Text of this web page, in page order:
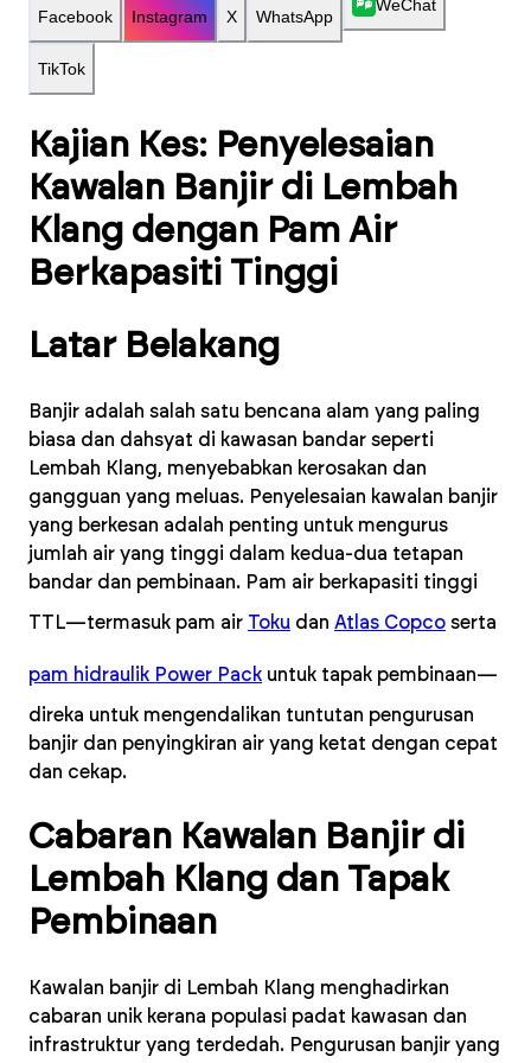
Facebook Instagram X WhatsApp
WeChat
TikTok
Kajian Kes: Penyelesaian
Kawalan Banjir di Lembah
Klang dengan Pam Air
Berkapasiti Tinggi
Latar Belakang
Banjir adalah salah satu bencana alam yang paling
biasa dan dahsyat di kawasan bandar seperti
Lembah Klang, menyebabkan kerosakan dan
gangguan yang meluas. Penyelesaian kawalan banjir
yang berkesan adalah penting untuk mengurus
jumlah air yang tinggi dalam kedua-dua tetapan
bandar dan pembinaan. Pam air berkapasiti tinggi
TTL—termasuk pam air Toku dan Atlas Copco serta
pam hidraulik Power Pack untuk tapak pembinaan—
direka untuk mengendalikan tuntutan pengurusan
banjir dan penyingkiran air yang ketat dengan cepat
dan cekap.
Cabaran Kawalan Banjir di
Lembah Klang dan Tapak
Pembinaan
Kawalan banjir di Lembah Klang menghadirkan
cabaran unik kerana populasi padat kawasan dan
infrastruktur yang terdedah. Pengurusan banjir yang